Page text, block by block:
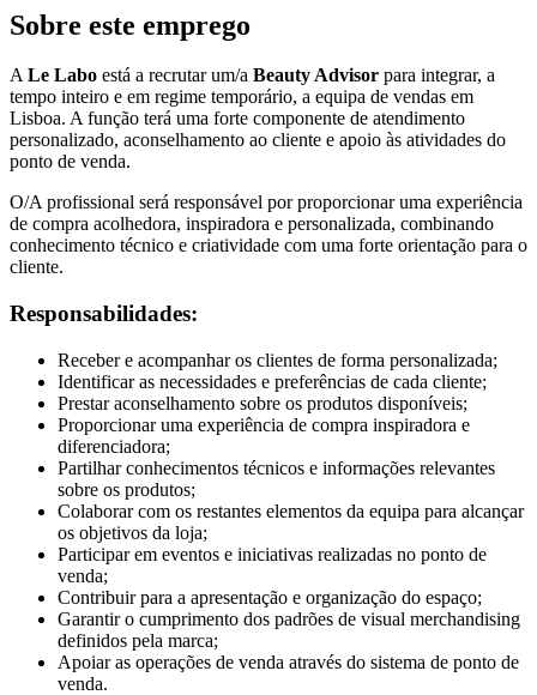
Sobre este emprego
ALe Labo está a recrutar um/a Beauty Advisor para integrar, a
tempo inteiro e em regime temporário, a equipa de vendas em
Lisboa. A função terá uma forte componente de atendimento
personalizado, aconselhamento ao cliente e apoio às atividades do
ponto de venda.
O/A profissional será responsável por proporcionar uma experiência
de compra acolhedora, inspiradora e personalizada, combinando
conhecimento técnico e criatividade com uma forte orientação para o
cliente.
Responsabilidades:
Receber e acompanhar os clientes de forma personalizada;
Identificar as necessidades e preferências de cada cliente;
Prestar aconselhamento sobre os produtos disponíveis;
Proporcionar uma experiência de compra inspiradora e
diferenciadora;
Partilhar conhecimentos técnicos e informações relevantes
sobre os produtos;
Colaborar com os restantes elementos da equipa para alcançar
os objetivos da loja;
Participar em eventos e iniciativas realizadas no ponto de
venda;
Contribuir para a apresentação e organização do espaço;
Garantir o cumprimento dos padrões de visual merchandising
definidos pela marca;
Apoiar as operações de venda através do sistema de ponto de
venda.